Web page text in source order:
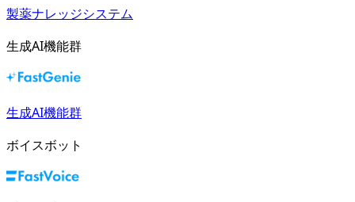
製薬ナレッジシステム
生成AI機能群
生成AI機能群
ボイスボット